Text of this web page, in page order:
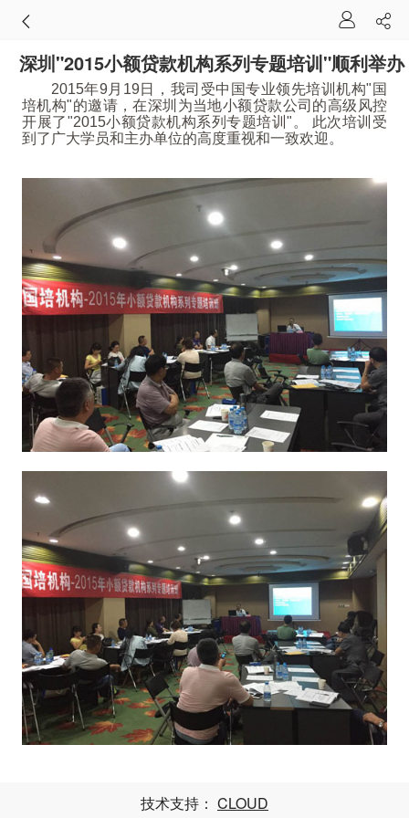
深圳"2015小额贷款机构系列专题培训"顺利举办
2015年9月19日，我司受中国专业领先培训机构"国
培机构"的邀请，在深圳为当地小额贷款公司的高级风控
开展了"2015小额贷款机构系列专题培训"。 此次培训受
到了广大学员和主办单位的高度重视和一致欢迎。
技术支持： CLOUD